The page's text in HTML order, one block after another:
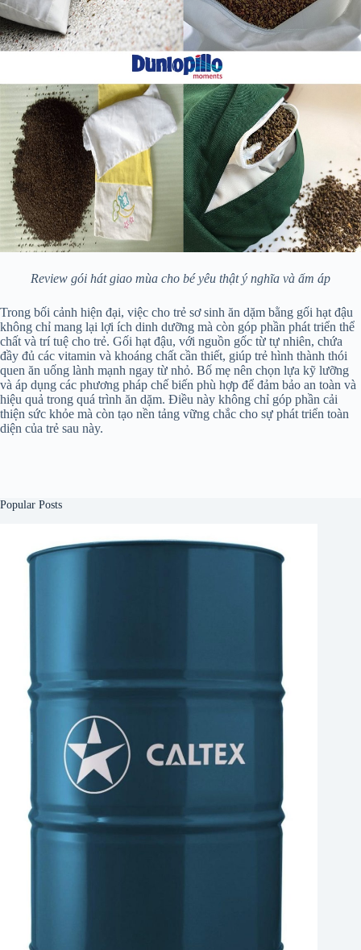
Review gói hát giao mùa cho bé yêu thật ý nghĩa và ấm áp
Trong bối cảnh hiện đại, việc cho trẻ sơ sinh ăn dặm bằng gối hạt đậu
không chỉ mang lại lợi ích dinh dưỡng mà còn góp phần phát triển thể
chất và trí tuệ cho trẻ. Gối hạt đậu, với nguồn gốc từ tự nhiên, chứa
đầy đủ các vitamin và khoáng chất cần thiết, giúp trẻ hình thành thói
quen ăn uống lành mạnh ngay từ nhỏ. Bố mẹ nên chọn lựa kỹ lưỡng
và áp dụng các phương pháp chế biến phù hợp để đảm bảo an toàn và
hiệu quả trong quá trình ăn dặm. Điều này không chỉ góp phần cải
thiện sức khỏe mà còn tạo nền tảng vững chắc cho sự phát triển toàn
diện của trẻ sau này.
Popular Posts